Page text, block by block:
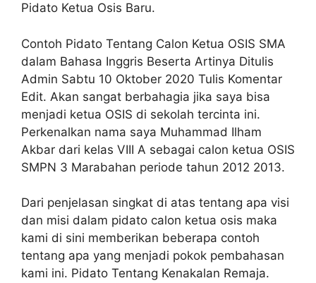
Pidato Ketua Osis Baru.
Contoh Pidato Tentang Calon Ketua OSIS SMA
dalam Bahasa Inggris Beserta Artinya Ditulis
Admin Sabtu 10 Oktober 2020 Tulis Komentar
Edit. Akan sangat berbahagia jika saya bisa
menjadi ketua OSIS di sekolah tercinta ini.
Perkenalkan nama saya Muhammad Ilham
Akbar dari kelas VIII A sebagai calon ketua OSIS
SMPN 3 Marabahan periode tahun 2012 2013.
Dari penjelasan singkat di atas tentang apa visi
dan misi dalam pidato calon ketua osis maka
kami di sini memberikan beberapa contoh
tentang apa yang menjadi pokok pembahasan
kami ini. Pidato Tentang Kenakalan Remaja.